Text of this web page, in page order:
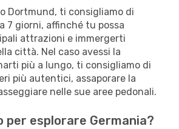
Dortmund, ti consigliamo di
7 giorni, affinché tu possa
attrazioni e immergerti
città. Nel caso avessi la
più a lungo, ti consigliamo di
più autentici, assaporare la
nelle sue aree pedonali.
per esplorare Germania?